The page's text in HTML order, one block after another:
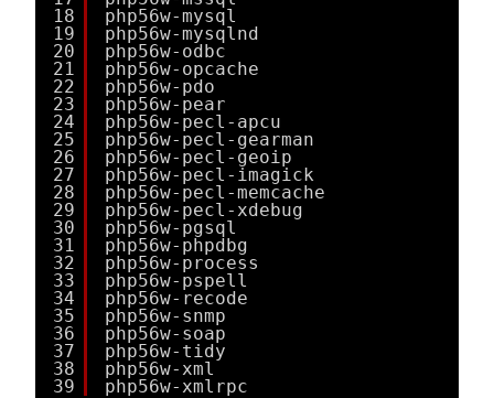
18
19
20
21
22
23
24
25
26
27
28
29
30
31
32
33
34
35
36
37
38
39
php56w-mysql
php56w-mysqlnd
php56w-odbc
php56w-opcache
php56w-pdo
php56w-pear
php56w-pecl-apcu
php56w-pecl-gearman
php56w-pecl-geoip
php56w-pecl-imagick
php56w-pecl-memcache
php56w-pecl-xdebug
php56w-pgsql
php56w-phpdbg
php56w-process
php56w-pspell
php56w-recode
php56w-snmp
php56w-soap
php56w-tidy
php56w-xml
php56w-xmlrpc